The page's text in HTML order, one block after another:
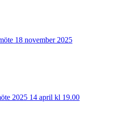
18 november 2025
2025 14 april kl 19.00